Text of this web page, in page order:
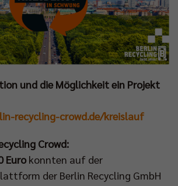
und die Möglichkeit ein Projekt
recycling-crowd.de/kreislauf
Crowd:
Eurokonnten auf der
der Berlin Recycling GmbH